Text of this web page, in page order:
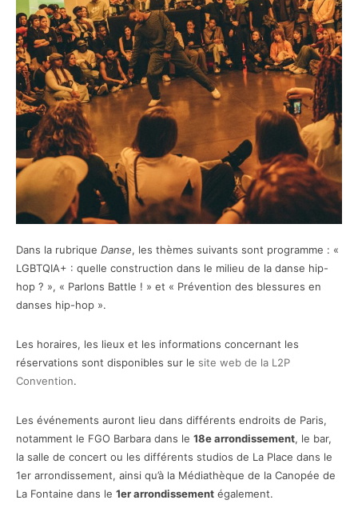
Dans la rubrique Danse, les thèmes suivants sont programme : «
LGBTQIA+ : quelle construction dans le milieu de la danse hip-
hop ? », « Parlons Battle ! » et « Prévention des blessures en
danses hip-hop ».
Les horaires, les lieux et les informations concernant les
réservations sont disponibles sur le site web de la L2P
Convention.
Les événements auront lieu dans différents endroits de Paris,
notamment le FGO Barbara dans le 18e arrondissement, le bar,
la salle de concert ou les différents studios de La Place dans le
1er arrondissement, ainsi qu’à la Médiathèque de la Canopée de
La Fontaine dans le 1er arrondissement également.